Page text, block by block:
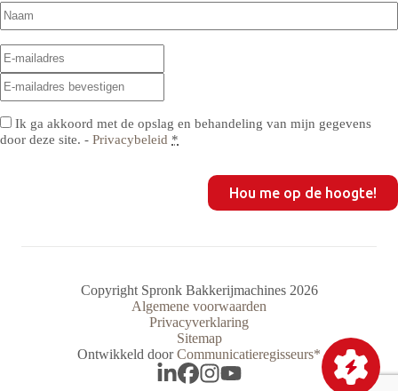
Naam
E-
mailadres(Vereist)
Privacy(Vereist)
Ik ga akkoord met de opslag en behandeling van mijn gegevens
door deze site. - Privacybeleid *
Copyright Spronk Bakkerijmachines 2026
Algemene voorwaarden
Privacyverklaring
Sitemap
Ontwikkeld doorCommunicatieregisseurs*